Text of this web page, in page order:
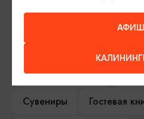
Серебряное ожерелье
Туры и экскурсии
Сувениры
Гостевая